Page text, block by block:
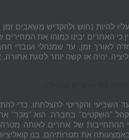
להיות נחוש ולהקדיש משאבים
האחרים יבינו כמוהו את המחירים
לאורך זמן, עד שמנהלי ועובדי
יהיה אז קשה יותר לסגת
השביעי והקריטי להצלחתו. כדי
"השקטים" בחברה. הוא "מכר"
של אחרים לאותה מטרה
את מטרותיהם. בנו